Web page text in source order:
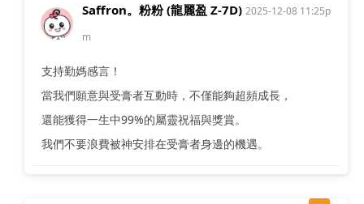
Saffron。粉粉 (龍麗盈 Z-7D) 2025-12-08 11:25p
m
支持勤媽感言！
當我們願意與受膏者互動時，不僅能夠超頻成長，
還能獲得一生中99%的屬靈祝福與獎賞。
我們不要浪費被神安排在受膏者身邊的機遇。